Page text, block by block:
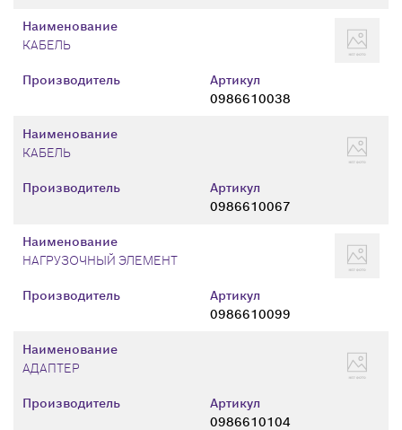
Производитель
Артикул
0986610038
Наименование
КАБЕЛЬ
Производитель
Артикул
0986610067
Наименование
КАБЕЛЬ
Производитель
Артикул
0986610099
Наименование
НАГРУЗОЧНЫЙ ЭЛЕМЕНТ
Производитель
Артикул
0986610104
Наименование
АДАПТЕР